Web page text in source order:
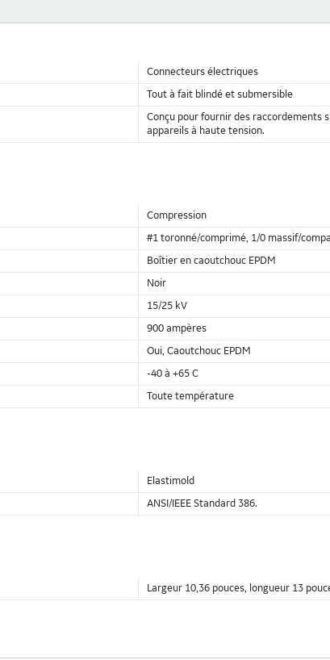
Connecteurs électriques
Tout à fait blindé et submersible
Conçu pour fournir des raccordements
appareils à haute tension.
Compression
#1 toronné/comprimé, 1/0 massif/
Boîtier en caoutchouc EPDM
Noir
15/25 kV
900 ampères
Oui, Caoutchouc EPDM
-40 à +65 C
Toute température
Elastimold
ANSI/IEEE Standard 386.
Largeur 10,36 pouces, longueur 13